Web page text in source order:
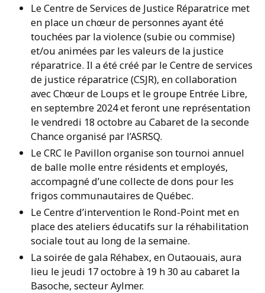
Le Centre de Services de Justice Réparatrice met
en place un chœur de personnes ayant été
touchées par la violence (subie ou commise)
et/ou animées par les valeurs de la justice
réparatrice. Il a été créé par le Centre de services
de justice réparatrice (CSJR), en collaboration
avec Chœur de Loups et le groupe Entrée Libre,
en septembre 2024 et feront une représentation
le vendredi 18 octobre au Cabaret de la seconde
Chance organisé par l’ASRSQ.
Le CRC le Pavillon organise son tournoi annuel
de balle molle entre résidents et employés,
accompagné d’une collecte de dons pour les
frigos communautaires de Québec.
Le Centre d’intervention le Rond-Point met en
place des ateliers éducatifs sur la réhabilitation
sociale tout au long de la semaine.
La soirée de gala Réhabex, en Outaouais, aura
lieu le jeudi 17 octobre à 19 h 30 au cabaret la
Basoche, secteur Aylmer.